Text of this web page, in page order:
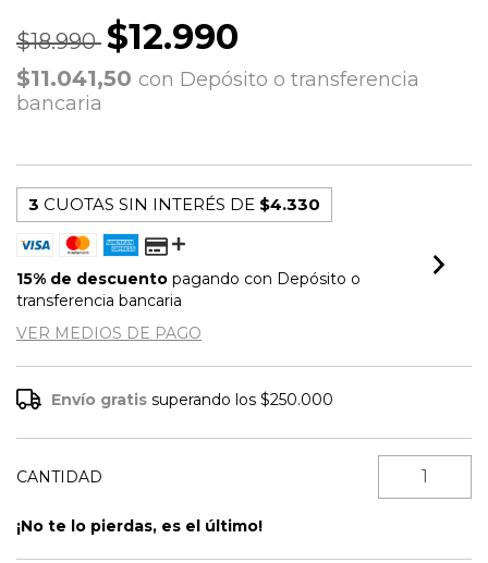
$18.990 $12.990
$11.041,50 con Depósito o transferencia
bancaria
3 CUOTAS SIN INTERÉS DE $4.330
15% de descuento pagando con Depósito o
transferencia bancaria
VER MEDIOS DE PAGO
Envío gratis superando los$250.000
CANTIDAD
¡No te lo pierdas, es el último!